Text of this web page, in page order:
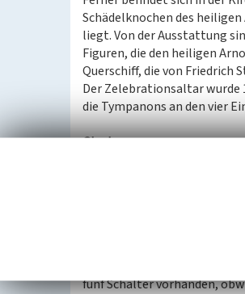
Schädelknochen des
liegt. Von der Ausstattung
Figuren, die den heiligen
Querschiff, die von Friedrich
Der Zelebrationsaltar wurde
die Tympanons an den vier
Glocken
Die Pfarrkirche besitzt fünf
Arnoldusglocke von 1958,
Glocke von 1681 (1805
Dies ist aber schon die
wurden im Ersten
angeschafft und bestand
Schalttafel zur Betätigung
fünf Schalter vorhanden,